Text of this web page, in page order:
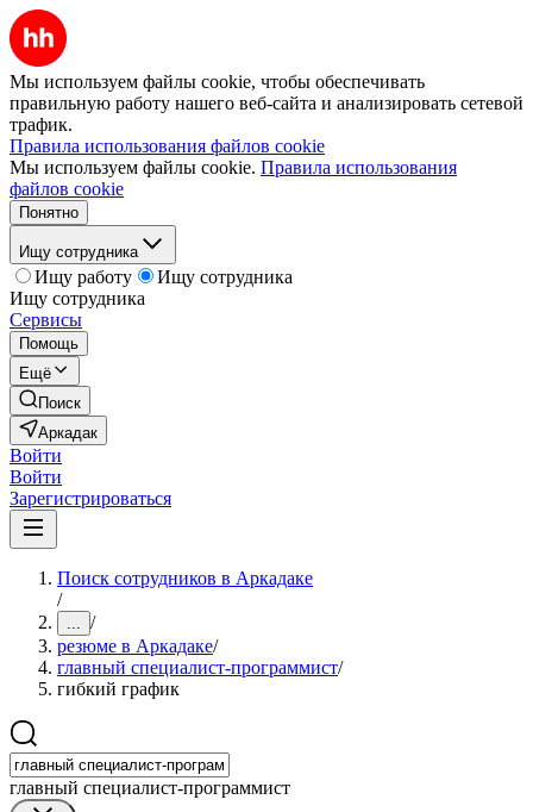
Мы используем файлы cookie, чтобы обеспечивать
правильную работу нашего веб-сайта и анализировать сетевой
трафик.
Правила использования файлов cookie
Мы используем файлы cookie. Правила использования
файлов cookie
Понятно
Ищу сотрудника
Ищу работу
Ищу сотрудника
Ищу сотрудника
Сервисы
Помощь
Ещё
Поиск
Аркадак
Войти
Войти
Зарегистрироваться
Поиск сотрудников в Аркадаке
/
... /
резюме в Аркадаке/
главный специалист-программист/
гибкий график
главный специалист-программист